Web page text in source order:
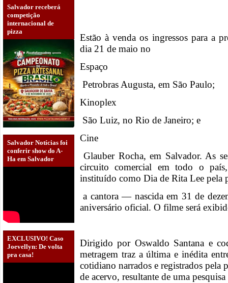
Salvador receberá
competição
internacional de
pizza
Salvador Notícias foi
conferir show do A-
Ha em Salvador
EXCLUSIVO! Caso
Joevellyn: De volta
pra casa!
Estão à venda os ingressos para a
dia 21 de maio no
Espaço
Petrobras Augusta, em São Paulo;
Kinoplex
São Luiz, no Rio de Janeiro; e
Cine
Glauber Rocha, em Salvador. As
circuito comercial em todo o
instituído como Dia de Rita Lee pela
a cantora — nascida em 31 de
aniversário oficial. O filme será
Dirigido por Oswaldo Santana e
metragem traz a última e inédita
cotidiano narrados e registrados pela
de acervo, resultante de uma pesquisa